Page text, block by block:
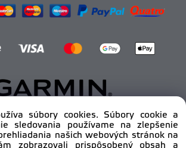
2012 - 2025pro-body.sk, All rights
reserved | DAHA s.r.o.
súbory cookies. Súbory cookie a
sledovania používame na zlepšenie
našich webových stránok na
zobrazovali prispôsobený obsah a